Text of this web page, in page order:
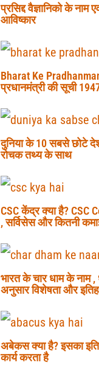
प्रसिद्द वैज्ञानिको के
आविष्कार
Bharat Ke
प्रधानमंत्री की सूची
दुनिया के 10 सबसे छोटे
रोचक तथ्य के साथ
CSC केंद्र क्या है? CSC
, सर्विसेस और कितनी
भारत के चार धाम के नाम ,
अनुसार विशेषता और
अबेकस क्या है? इसका
कार्य करता है